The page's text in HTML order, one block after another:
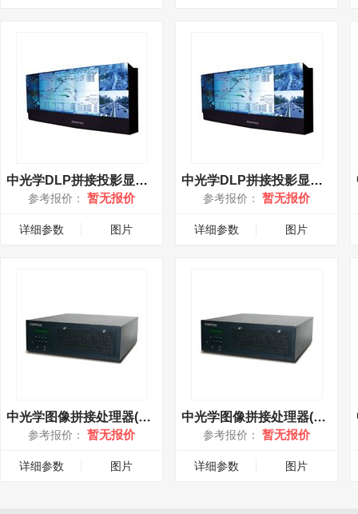
中光学DLP拼接投影显示单元(WG-60M)
参考报价： 暂无报价
详细参数 图片
中光学DLP拼接投影显示单元(WG-60C)
参考报价： 暂无报价
详细参数 图片
中光学图像拼接处理器(WG-EPT06)
参考报价： 暂无报价
详细参数 图片
中光学图像拼接处理器(WG-EPG06)
参考报价： 暂无报价
详细参数 图片